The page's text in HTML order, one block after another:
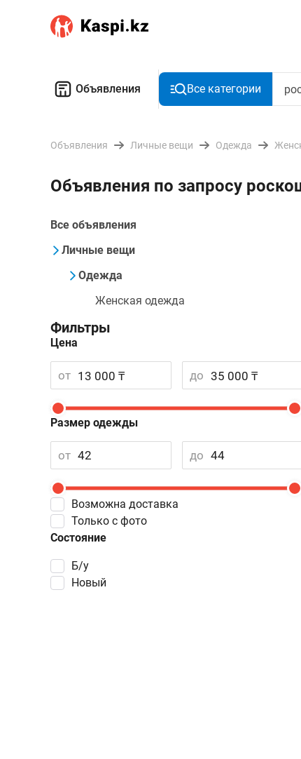
Объявления Все категории
Объявления Личные вещи Одежда
Объявления по запросу
Все объявления
Личные вещи
Одежда
Женская одежда
Фильтры
Цена
от до
Возможна доставка
Состояние
Б/у
Новый
Размер одежды
от до
Только с фото